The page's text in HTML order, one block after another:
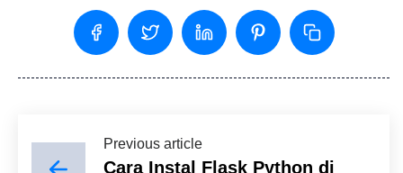
Previous article
Cara Instal Flask Python di